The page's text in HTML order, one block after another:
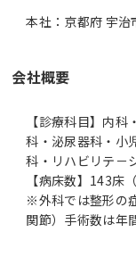
本社：京都府 宇治
会社概要
【診療科目】内
科・泌尿器科・小
科・リハビリテ－
【病床数】143床
※外科では整形の
関節）手術数は年